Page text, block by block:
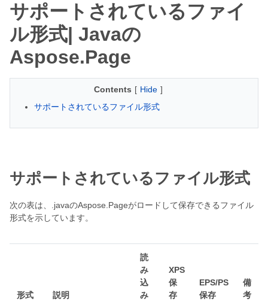
サポートされているファイ
ル形式| Javaの
Aspose.Page
Contents [ Hide ]
サポートされているファイル形式
サポートされているファイル形式
次の表は、.javaのAspose.Pageがロードして保存できるファイル
形式を示しています。
形式 説明
読
み
込
み
XPS
保
存
EPS/PS
保存
備
考